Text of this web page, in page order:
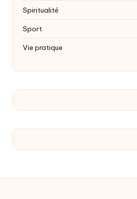
Spiritualité
Sport
Vie pratique